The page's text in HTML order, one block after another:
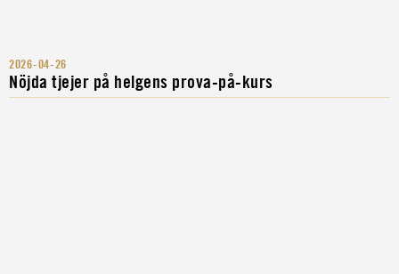
2026-04-26
Nöjda tjejer på helgens prova-på-kurs